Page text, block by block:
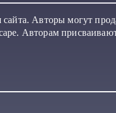
Авторы могут
Авторам